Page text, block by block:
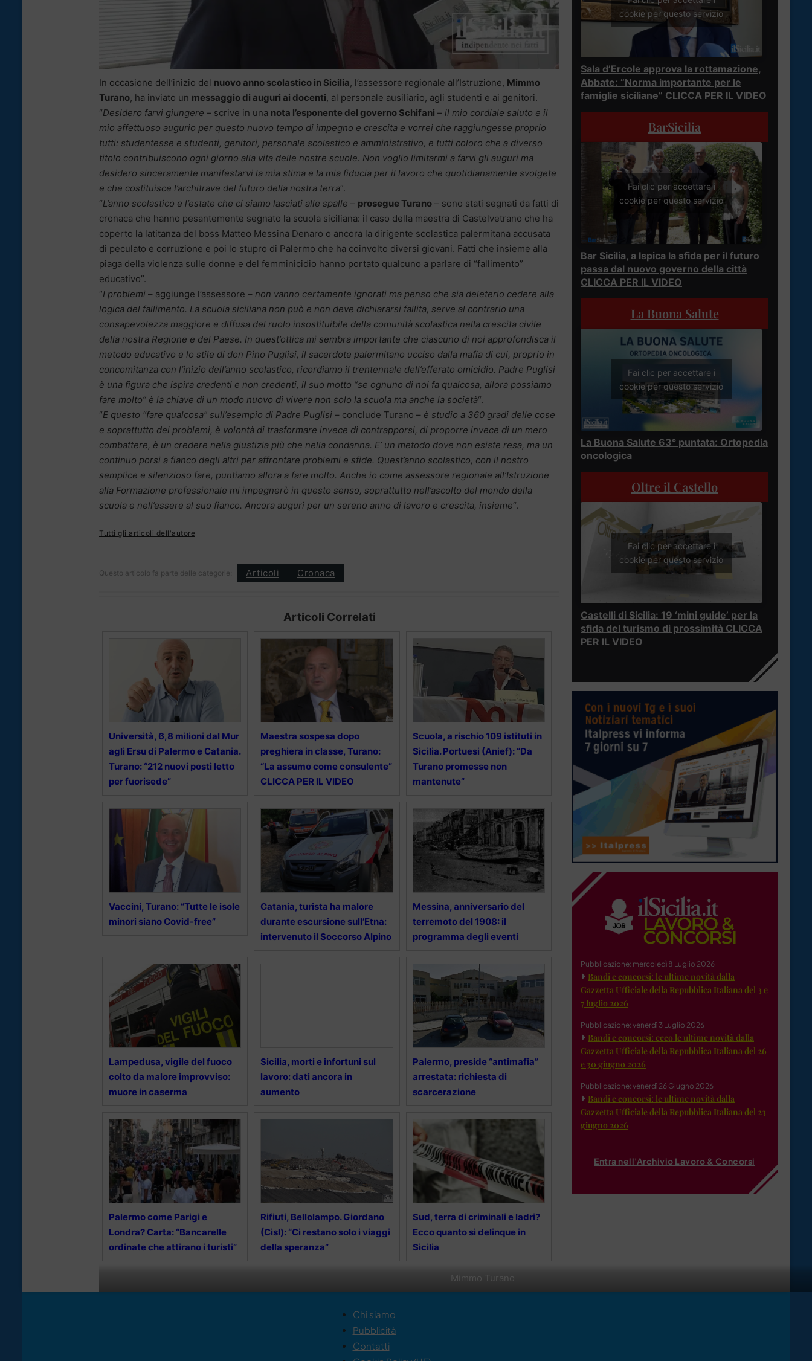
Mimmo Turano
In occasione dell’inizio del nuovo anno scolastico in Sicilia, l’assessore regionale all’Istruzione, Mimmo
Turano, ha inviato un messaggio di auguri ai docenti, al personale ausiliario, agli studenti e ai genitori.
“Desidero farvi giungere – scrive in una nota l’esponente del governo Schifani – il mio cordiale saluto e il
mio affettuoso augurio per questo nuovo tempo di impegno e crescita e vorrei che raggiungesse proprio
tutti: studentesse e studenti, genitori, personale scolastico e amministrativo, e tutti coloro che a diverso
titolo contribuiscono ogni giorno alla vita delle nostre scuole. Non voglio limitarmi a farvi gli auguri ma
desidero sinceramente manifestarvi la mia stima e la mia fiducia per il lavoro che quotidianamente svolgete
e che costituisce l’architrave del futuro della nostra terra“.
“L’anno scolastico e l’estate che ci siamo lasciati alle spalle – prosegue Turano – sono stati segnati da fatti di
cronaca che hanno pesantemente segnato la scuola siciliana: il caso della maestra di Castelvetrano che ha
coperto la latitanza del boss Matteo Messina Denaro o ancora la dirigente scolastica palermitana accusata
di peculato e corruzione e poi lo stupro di Palermo che ha coinvolto diversi giovani. Fatti che insieme alla
piaga della violenza sulle donne e del femminicidio hanno portato qualcuno a parlare di “fallimento”
educativo”.
“I problemi – aggiunge l’assessore – non vanno certamente ignorati ma penso che sia deleterio cedere alla
logica del fallimento. La scuola siciliana non può e non deve dichiararsi fallita, serve al contrario una
consapevolezza maggiore e diffusa del ruolo insostituibile della comunità scolastica nella crescita civile
della nostra Regione e del Paese. In quest’ottica mi sembra importante che ciascuno di noi approfondisca il
metodo educativo e lo stile di don Pino Puglisi, il sacerdote palermitano ucciso dalla mafia di cui, proprio in
concomitanza con l’inizio dell’anno scolastico, ricordiamo il trentennale dell’efferato omicidio. Padre Puglisi
è una figura che ispira credenti e non credenti, il suo motto “se ognuno di noi fa qualcosa, allora possiamo
fare molto” è la chiave di un modo nuovo di vivere non solo la scuola ma anche la società“.
“E questo “fare qualcosa” sull’esempio di Padre Puglisi – conclude Turano – è studio a 360 gradi delle cose
e soprattutto dei problemi, è volontà di trasformare invece di contrapporsi, di proporre invece di un mero
combattere, è un credere nella giustizia più che nella condanna. E’ un metodo dove non esiste resa, ma un
continuo porsi a fianco degli altri per affrontare problemi e sfide. Quest’anno scolastico, con il nostro
semplice e silenzioso fare, puntiamo allora a fare molto. Anche io come assessore regionale all’Istruzione
alla Formazione professionale mi impegnerò in questo senso, soprattutto nell’ascolto del mondo della
scuola e nell’essere al suo fianco. Ancora auguri per un sereno anno di lavoro e crescita, insieme“.
Tutti gli articoli dell'autore
Questo articolo fa parte delle categorie: Articoli Cronaca
Articoli Correlati
Università, 6,8 milioni dal Mur
agli Ersu di Palermo e Catania.
Turano: “212 nuovi posti letto
per fuorisede”
Maestra sospesa dopo
preghiera in classe, Turano:
“La assumo come consulente”
CLICCA PER IL VIDEO
Scuola, a rischio 109 istituti in
Sicilia. Portuesi (Anief): “Da
Turano promesse non
mantenute”
Vaccini, Turano: “Tutte le isole
minori siano Covid-free”
Catania, turista ha malore
durante escursione sull’Etna:
intervenuto il Soccorso Alpino
Messina, anniversario del
terremoto del 1908: il
programma degli eventi
Lampedusa, vigile del fuoco
colto da malore improvviso:
muore in caserma
Sicilia, morti e infortuni sul
lavoro: dati ancora in
aumento
Palermo, preside “antimafia”
arrestata: richiesta di
scarcerazione
Palermo come Parigi e
Londra? Carta: “Bancarelle
ordinate che attirano i turisti”
Rifiuti, Bellolampo. Giordano
(Cisl): “Ci restano solo i viaggi
della speranza”
Sud, terra di criminali e ladri?
Ecco quanto si delinque in
Sicilia
cookie per questo servizio
Sala d’Ercole approva la rottamazione,
Abbate: “Norma importante per le
famiglie siciliane” CLICCA PER IL VIDEO
BarSicilia
Fai clic per accettare i
cookie per questo servizio
Bar Sicilia, a Ispica la sfida per il futuro
passa dal nuovo governo della città
CLICCA PER IL VIDEO
La Buona Salute
Fai clic per accettare i
cookie per questo servizio
La Buona Salute 63° puntata: Ortopedia
oncologica
Oltre il Castello
Fai clic per accettare i
cookie per questo servizio
Castelli di Sicilia: 19 ‘mini guide’ per la
sfida del turismo di prossimità CLICCA
PER IL VIDEO
Pubblicazione: mercoledì 8 Luglio 2026
Bandi e concorsi: le ultime novità dalla
Gazzetta Ufficiale della Repubblica Italiana del 3 e
7 luglio 2026
Pubblicazione: venerdì 3 Luglio 2026
Bandi e concorsi: ecco le ultime novità dalla
Gazzetta Ufficiale della Repubblica Italiana del 26
e 30 giugno 2026
Pubblicazione: venerdì 26 Giugno 2026
Bandi e concorsi: le ultime novità dalla
Gazzetta Ufficiale della Repubblica Italiana del 23
giugno 2026
Entra nell'Archivio Lavoro & Concorsi
Chi siamo
Pubblicità
Contatti